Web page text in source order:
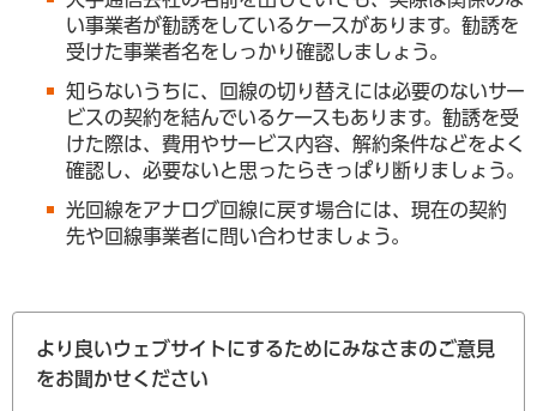
い事業者が勧誘をしているケースがあります。勧誘を
受けた事業者名をしっかり確認しましょう。
知らないうちに、回線の切り替えには必要のないサー
ビスの契約を結んでいるケースもあります。勧誘を受
けた際は、費用やサービス内容、解約条件などをよく
確認し、必要ないと思ったらきっぱり断りましょう。
光回線をアナログ回線に戻す場合には、現在の契約
先や回線事業者に問い合わせましょう。
より良いウェブサイトにするためにみなさまのご意見
をお聞かせください